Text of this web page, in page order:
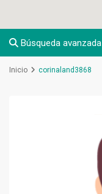
Búsqueda avanzada
Inicio corinaland3868